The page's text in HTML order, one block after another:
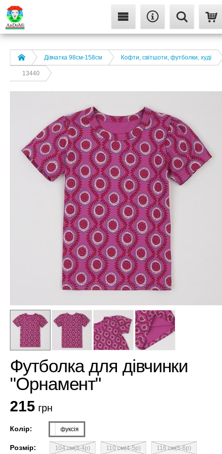
Дівчатка 98cм-158см Кофти, світшоти, футболки, худі
13440
Футболка для дівчинки
"Орнамент"
215 грн
Колір: фуксія
Розмір: 104 см(3-4р) 110 см(4-5р) 116 см(5-6р)